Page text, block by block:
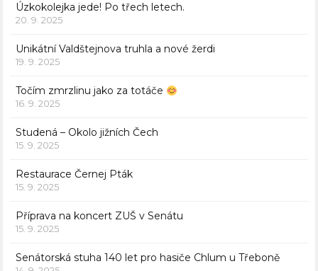
Úzkokolejka jede! Po třech letech.
20. 9. 2025
Unikátní Valdštejnova truhla a nové žerdi
19. 9. 2025
Točím zmrzlinu jako za totáče
16. 9. 2025
Studená – Okolo jižních Čech
15. 9. 2025
Restaurace Černej Pták
15. 9. 2025
Příprava na koncert ZUŠ v Senátu
15. 9. 2025
Senátorská stuha 140 let pro hasiče Chlum u Třeboně